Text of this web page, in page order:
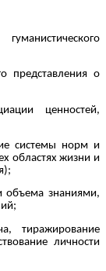
представления о
ценностей,
системы норм и
областях жизни и
объема знаниями,
тиражирование
личности